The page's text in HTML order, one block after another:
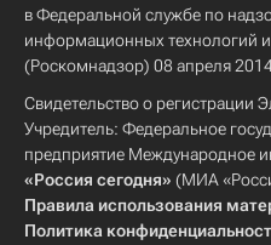
в Федеральной службе по
информационных технологий
(Роскомнадзор) 08 апреля
Свидетельство о
Учредитель: Федеральное
предприятие Международное
«Россия сегодня» (МИА
Правила использования
Политика